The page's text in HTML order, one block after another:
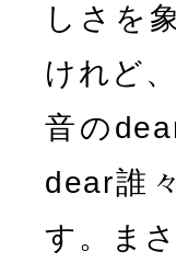
しさを
けれど
音の
dear誰
す。ま